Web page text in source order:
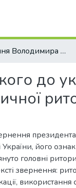
Звернення Володимира Зеленського до українського народу в День соборності України як жанр політичної риторики
до
його
головні
звернення: